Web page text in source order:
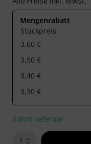
Mengenrabatt
Stückpreis
3,60 €
3,50 €
3,40 €
3,30 €
Sofort lieferbar
1